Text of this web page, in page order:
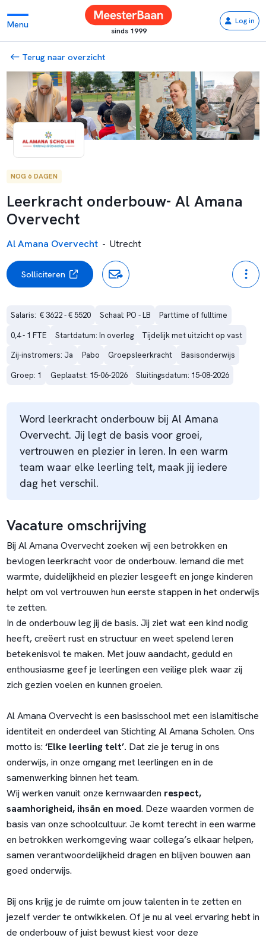
Menu
sinds 1999
Log in
Terug naar overzicht
NOG 6 DAGEN
Leerkracht onderbouw- Al Amana
Overvecht
Al Amana Overvecht - Utrecht
Solliciteren
Salaris:  € 3622 - € 5520 Schaal: PO - LB
Parttime of fulltime
0,4 - 1 FTE
Startdatum: In overleg
Tijdelijk met uitzicht op vast
Zij-instromers: Ja
Pabo Groepsleerkracht
Basisonderwijs
Groep: 1
Geplaatst: 15-06-2026 Sluitingsdatum: 15-08-2026
Word leerkracht onderbouw bij Al Amana
Overvecht. Jij legt de basis voor groei,
vertrouwen en plezier in leren. In een warm
team waar elke leerling telt, maak jij iedere
dag het verschil.
Vacature omschrijving
Bij Al Amana Overvecht zoeken wij een betrokken en
bevlogen leerkracht voor de onderbouw. Iemand die met
warmte, duidelijkheid en plezier lesgeeft en jonge kinderen
helpt om vol vertrouwen hun eerste stappen in het onderwijs
te zetten.
In de onderbouw leg jij de basis. Jij ziet wat een kind nodig
heeft, creëert rust en structuur en weet spelend leren
betekenisvol te maken. Met jouw aandacht, geduld en
enthousiasme geef je leerlingen een veilige plek waar zij
zich gezien voelen en kunnen groeien.
Al Amana Overvecht is een basisschool met een islamitische
identiteit en onderdeel van Stichting Al Amana Scholen. Ons
motto is: ‘Elke leerling telt’. Dat zie je terug in ons
onderwijs, in onze omgang met leerlingen en in de
samenwerking binnen het team.
Wij werken vanuit onze kernwaarden respect,
saamhorigheid, ihsān en moed. Deze waarden vormen de
basis van onze schoolcultuur. Je komt terecht in een warme
en betrokken werkomgeving waar collega’s elkaar helpen,
samen verantwoordelijkheid dragen en blijven bouwen aan
goed onderwijs.
Bij ons krijg je de ruimte om jouw talenten in te zetten en
jezelf verder te ontwikkelen. Of je nu al veel ervaring hebt in
de onderbouw of juist bewust kiest voor deze